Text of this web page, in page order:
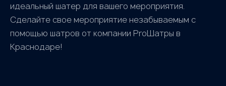
идеальный шатер для вашего мероприятия.
Сделайте свое мероприятие незабываемым с
помощью шатров от компании ProШатры в
Краснодаре!